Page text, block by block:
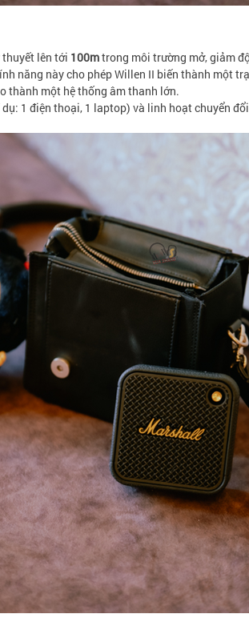
lên tới 100mtrong môi trường mở, giảm
năng này cho phép Willen II biến thành một
thành một hệ thống âm thanh lớn.
1 điện thoại, 1 laptop) và linh hoạt chuyển